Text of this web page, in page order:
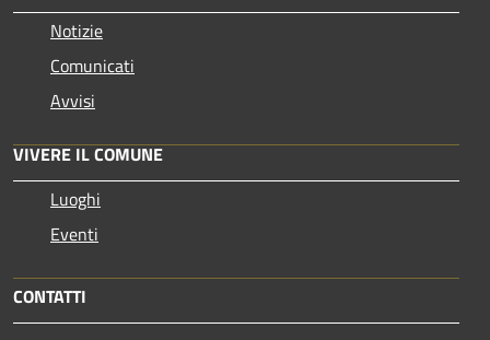
Notizie
Comunicati
Avvisi
VIVERE IL COMUNE
Luoghi
Eventi
CONTATTI